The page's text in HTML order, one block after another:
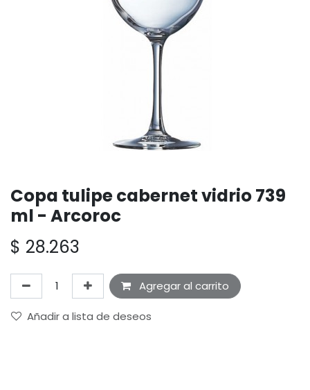
Copa tulipe cabernet vidrio 739
ml - Arcoroc
$ 28.263
Agregar al carrito
Añadir a lista de deseos